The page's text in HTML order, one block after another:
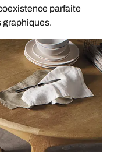
parfaite
graphiques.